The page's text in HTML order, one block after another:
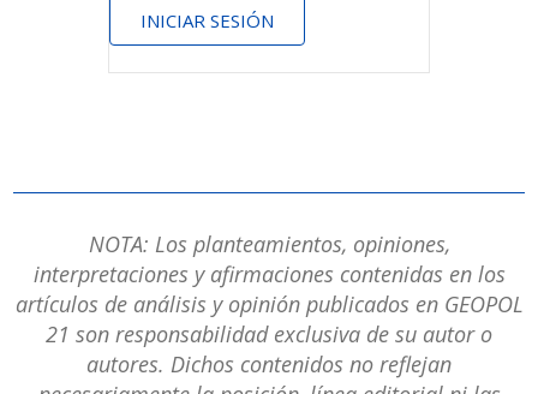
INICIAR SESIÓN
NOTA: Los planteamientos, opiniones,
interpretaciones y afirmaciones contenidas en los
artículos de análisis y opinión publicados en GEOPOL
21 son responsabilidad exclusiva de su autor o
autores. Dichos contenidos no reflejan